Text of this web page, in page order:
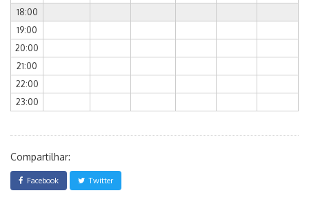
18:00
19:00
20:00
21:00
22:00
23:00
Compartilhar:
Facebook Twitter